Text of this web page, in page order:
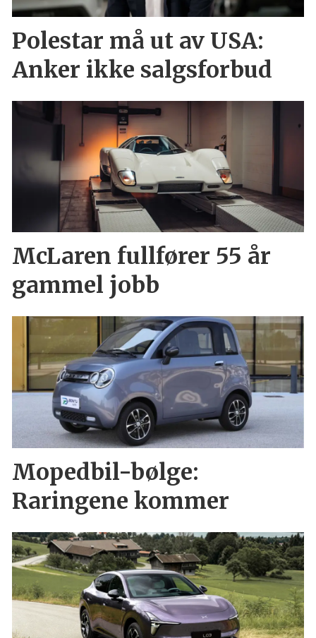
Polestar må ut av USA:
Anker ikke salgsforbud
McLaren fullfører 55 år
gammel jobb
Mopedbil-bølge:
Raringene kommer